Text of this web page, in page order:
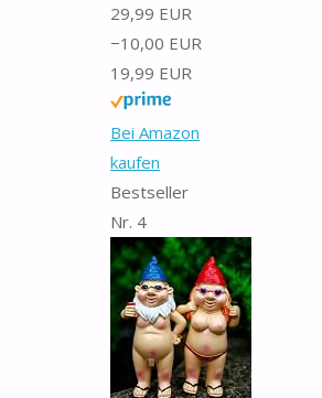
29,99 EUR
−10,00 EUR
19,99 EUR
Bei Amazon
kaufen
Bestseller
Nr. 4